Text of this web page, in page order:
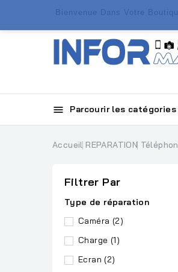
Bienvenue Dans Votre
 Parcourir les catégories
Accueil REPARATION
Filtrer Par
Type de réparation
Caméra (2)
Charge (1)
Ecran (2)